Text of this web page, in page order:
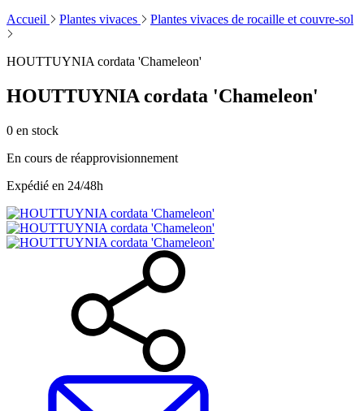
Accueil
Plantes vivaces Plantes vivaces de rocaille et couvre-sol
HOUTTUYNIA cordata 'Chameleon'
HOUTTUYNIA cordata 'Chameleon'
0 en stock
En cours de réapprovisionnement
Expédié en 24/48h